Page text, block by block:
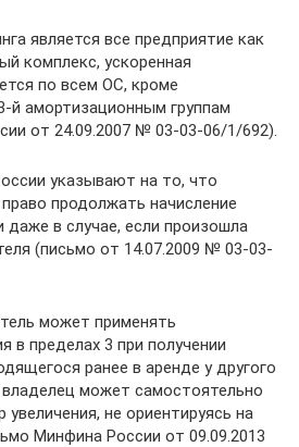
является все предприятие как
комплекс, ускоренная
по всем ОС, кроме
й амортизационным группам
от 24.09.2007 № 03-03-06/1/692).
указывают на то, что
продолжать начисление
в случае, если произошла
(письмо от 14.07.2009 № 03-03-
может применять
пределах 3 при получении
ранее в аренде у другого
может самостоятельно
увеличения, не ориентируясь на
Минфина России от 09.09.2013